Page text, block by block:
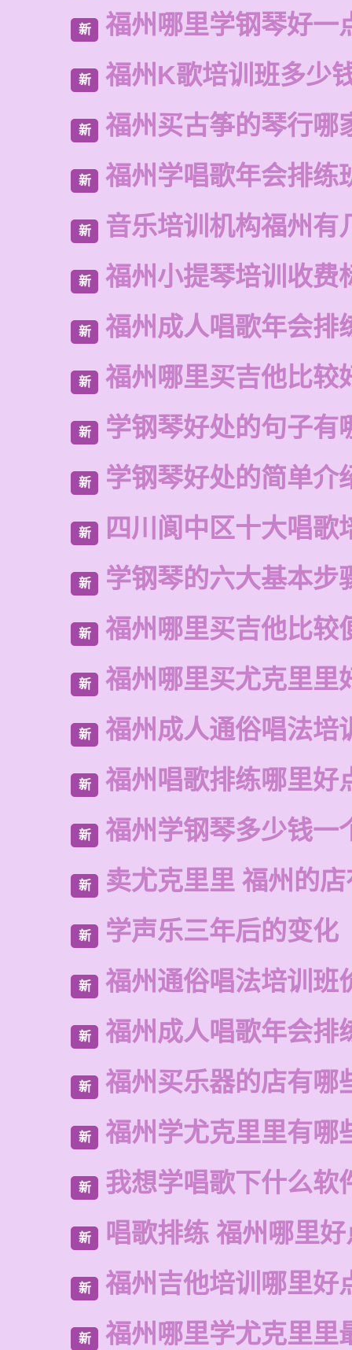
新 福州哪里学钢琴好一
新 福州K歌培训班多少
新 福州买古筝的琴行哪
新 福州学唱歌年会排练
新 音乐培训机构福州有
新 福州小提琴培训收费
新 福州成人唱歌年会排
新 福州哪里买吉他比较
新 学钢琴好处的句子有
新 学钢琴好处的简单介
新 四川阆中区十大唱歌
新 学钢琴的六大基本步
新 福州哪里买吉他比较
新 福州哪里买尤克里里
新 福州成人通俗唱法培
新 福州唱歌排练哪里好
新 福州学钢琴多少钱一
新 卖尤克里里 福州的
新 学声乐三年后的变化
新 福州通俗唱法培训班
新 福州成人唱歌年会排
新 福州买乐器的店有哪
新 福州学尤克里里有哪
新 我想学唱歌下什么软
新 唱歌排练 福州哪里
新 福州吉他培训哪里好
新 福州哪里学尤克里里